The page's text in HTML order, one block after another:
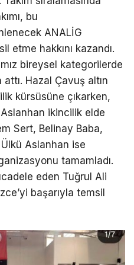
bu
ANALİG
etme hakkını kazandı.
bireysel kategorilerde
Hazal Çavuş altın
kürsüsüne çıkarken,
ikincilik elde
Sert, Belinay Baba,
Aslanhan ise
tamamladı.
eden Tuğrul Ali
başarıyla temsil